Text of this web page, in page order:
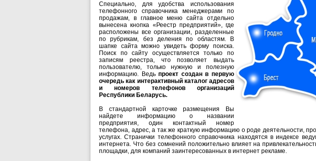
Специально, для удобства использования
телефонного справочника менеджерами по
продажам, в главное меню сайта отдельно
вынесена кнопка «Реестр предприятий», где
расположены все организации, разделенные
по рубрикам, без деления по областям. В
шапке сайта можно увидеть форму поиска.
Поиск по сайту осуществляется только по
записям реестра, что позволяет выдать
пользователю, только нужную и полезную
информацию. Ведьпроект создан в первую
очередь как интерактивный каталог адресов
и номеров телефонов организаций
Республики Беларусь.
В стандартной карточке размещения Вы
найдете информацию о названии
предприятия, один контактный номер
телефона, адрес, а так же краткую информацию о роде деятельности,
услугах. Странички телефонного справочника находятся в индексе
интернета. Что без сомнений положительно влияет на
площадки, для компаний заинтересованных в интернет рекламе.